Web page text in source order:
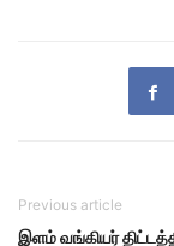
Previous article
இளம் வங்கியர்